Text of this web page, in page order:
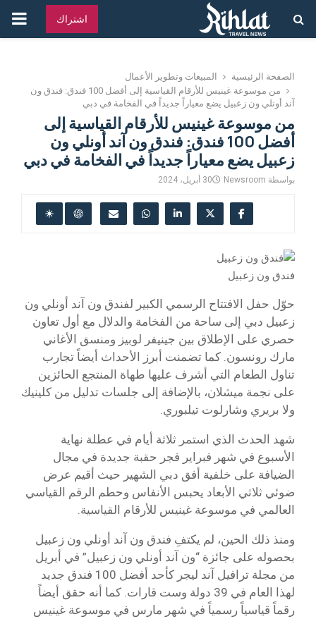
اشتراك
الصفحة الرئيسية
المبيعات وتطوير الأعمال
من موسوعة غينيس للأرقام القياسية إلى أفضل 100 فندق: فندق ون
آند أونلي ون زعبيل يضع معياراً جديداً في الفخامة في دبي
من موسوعة غينيس للأرقام القياسية إلى
أفضل 100 فندق: فندق ون آند أونلي ون
زعبيل يضع معياراً جديداً في الفخامة في دبي
بواسطة Newsroom 30 أبريل، 2024
فندق ون زعبيل
حوّل حفل الافتتاح الرسمي الكبير لفندق ون آند أونلي ون
زعبيل دبي إلى ساحة من الفخامة والدلال مع أول تعاون
حصري على الإطلاق بين جينيفر لوبيز ومنسق الأغاني
مارك رونسون. كما تضمنت أبرز الأحداث أيضاً تجارب
تناول الطعام التي أشرف عليها طهاة المنتجع الحائزين
على نجمة ميشلان، بالإضافة إلى جلسات تدليل من كلينيك
ولا بريري وشارلوت تيلبوري.
شهد الحدث الذي استمر ثلاثة أيام في عطلة نهاية
الأسبوع في شهر فبراير فجر حقبة جديدة في مجال
الضيافة على خلفية أفق دبي الشهير حيث أقيم عرض
ضوئي ثلاثي الأبعاد يحبس الأنفاس وحطم الرقم القياسي
العالمي في موسوعة غينيس للأرقام القياسية.
ومنذ ذلك الحين، لم يكتفِ فندق ون آند أونلي ون زعبيل
بحصوله على جائزة “ون آند أونلي ون زعبيل” في أبريل
من مجلة ترافيل آند ليجر كأحد أفضل 100 فندق جديد
لهذا العام في 39 دولة وست قارات. كما أنه حقق أيضاً
رقماً قياسياً رسمياً في شهر مارس في موسوعة غينيس